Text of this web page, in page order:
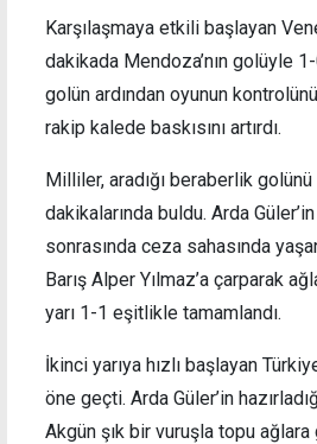
Karşılaşmaya etkili başlayan
dakikada Mendoza’nın golüyle
golün ardından oyunun
rakip kalede baskısını artırdı.
Milliler, aradığı beraberlik golünü
dakikalarında buldu. Arda
sonrasında ceza sahasında
Barış Alper Yılmaz’a çarparak
yarı 1-1 eşitlikle tamamlandı.
İkinci yarıya hızlı başlayan
öne geçti. Arda Güler’in
Akgün şık bir vuruşla topu